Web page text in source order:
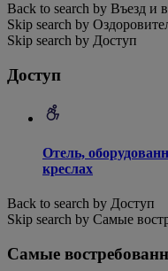
Back to search by Въезд и
Skip search by
Skip search by Доступ
Доступ
Отель,
креслах
Back to search by Доступ
Skip search by Самые
Самые